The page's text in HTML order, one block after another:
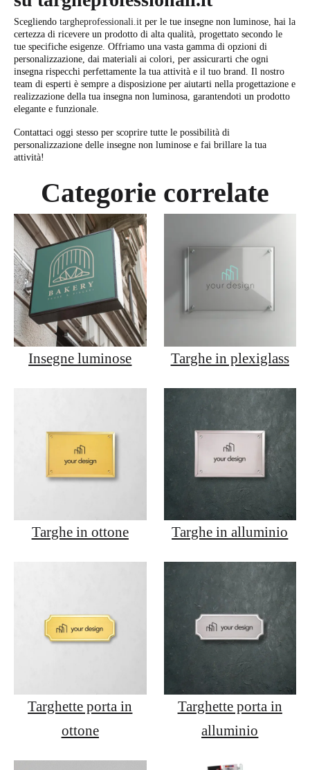
Scegliendo targheprofessionali.it per le tue insegne non luminose, hai la
certezza di ricevere un prodotto di alta qualità, progettato secondo le
tue specifiche esigenze. Offriamo una vasta gamma di opzioni di
personalizzazione, dai materiali ai colori, per assicurarti che ogni
insegna rispecchi perfettamente la tua attività e il tuo brand. Il nostro
team di esperti è sempre a disposizione per aiutarti nella progettazione e
realizzazione della tua insegna non luminosa, garantendoti un prodotto
elegante e funzionale.
Contattaci oggi stesso per scoprire tutte le possibilità di
personalizzazione delle insegne non luminose e fai brillare la tua
attività!
Categorie correlate
Insegne luminose Targhe in plexiglass
Targhe in ottone Targhe in alluminio
Targhette porta in
ottone
Targhette porta in
alluminio